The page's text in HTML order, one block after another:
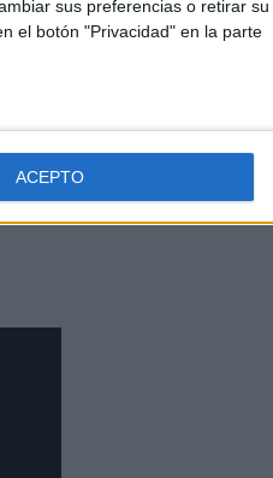
sus preferencias o retirar su
el botón "Privacidad" en la parte
ACEPTO